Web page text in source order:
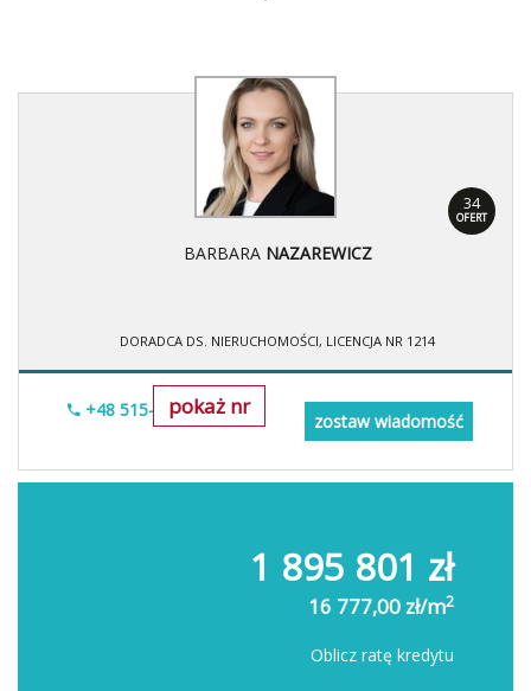
34
OFERT
BARBARA NAZAREWICZ
DORADCA DS. NIERUCHOMOŚCI, LICENCJA NR 1214
pokaż nr
+48 515-634-552
zostaw wiadomość
1 895 801 zł
16 777,00 zł/m2
Oblicz ratę kredytu